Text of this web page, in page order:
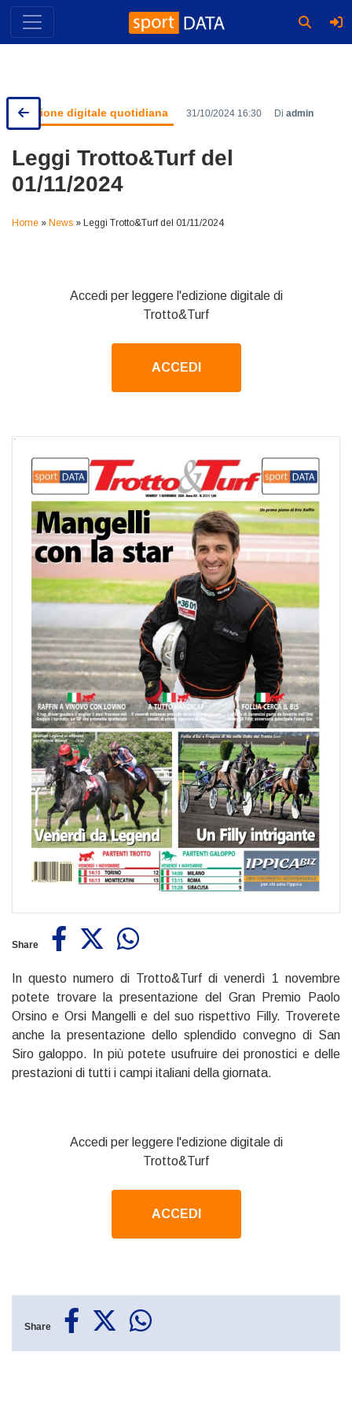
Skip
content
Edizione digitale quotidiana 31/10/2024 16:30 Di admin
Leggi Trotto&Turf del
01/11/2024
Home » News » Leggi Trotto&Turf del 01/11/2024
Accedi per leggere l'edizione digitale di
Trotto&Turf
ACCEDI
Share
In questo numero di Trotto&Turf di venerdì 1 novembre
potete trovare la presentazione del Gran Premio Paolo
Orsino e Orsi Mangelli e del suo rispettivo Filly. Troverete
anche la presentazione dello splendido convegno di San
Siro galoppo. In più potete usufruire dei pronostici e delle
prestazioni di tutti i campi italiani della giornata.
Accedi per leggere l'edizione digitale di
Trotto&Turf
ACCEDI
Share